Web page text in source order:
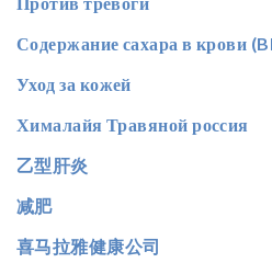
Содержание сахара в крови
Уход за кожей
Хималайя Травяной россия
乙型肝炎
减肥
喜马拉雅健康公司